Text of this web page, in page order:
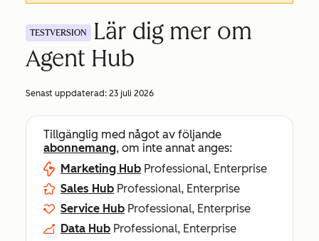
TESTVERSION
Lär dig mer om
Agent Hub
Senast uppdaterad: 23 juli 2026
Tillgänglig med något av följande
abonnemang, om inte annat anges:
Marketing Hub Professional, Enterprise
Sales Hub Professional, Enterprise
Service Hub Professional, Enterprise
Data Hub Professional, Enterprise